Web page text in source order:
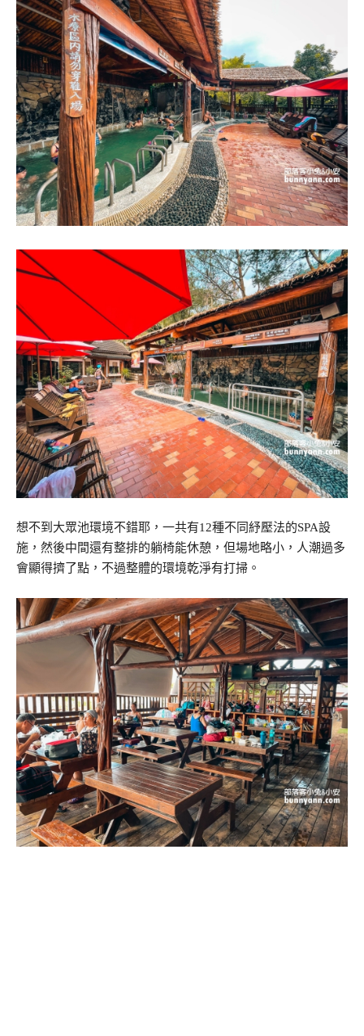
想不到大眾池環境不錯耶，一共有12種不同紓壓法的SPA設
施，然後中間還有整排的躺椅能休憩，但場地略小，人潮過多
會顯得擠了點，不過整體的環境乾淨有打掃。